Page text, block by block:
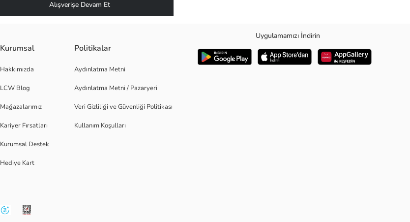
Alışverişe Devam Et
Kurumsal
Hakkımızda
LCW Blog
Mağazalarımız
Kariyer Fırsatları
Kurumsal Destek
Hediye Kart
Politikalar
Aydınlatma Metni
Aydınlatma Metni / Pazaryeri
Veri Gizliliği ve Güvenliği Politikası
Kullanım Koşulları
Uygulamamızı İndirin